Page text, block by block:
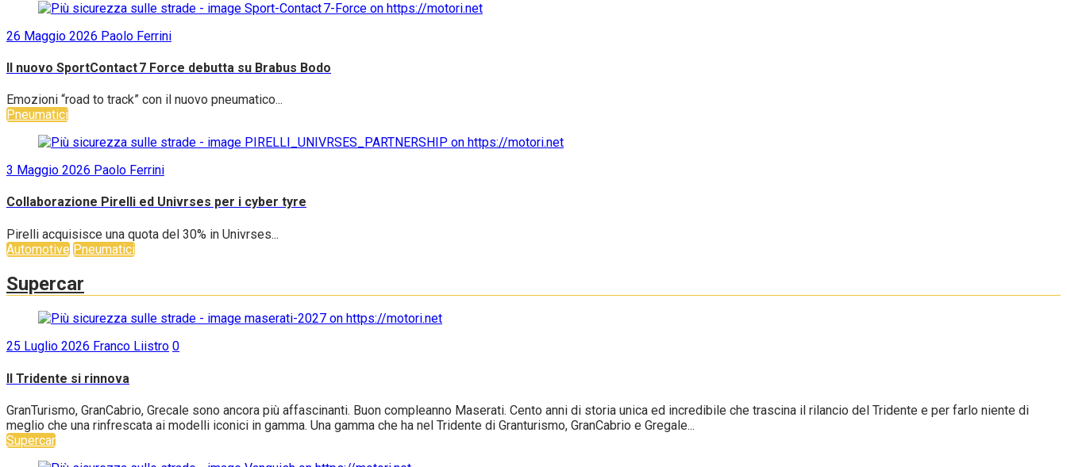
26 Maggio 2026 Paolo Ferrini
Il nuovo SportContact 7 Force debutta su Brabus Bodo
Emozioni “road to track” con il nuovo pneumatico...
Pneumatici
3 Maggio 2026 Paolo Ferrini
Collaborazione Pirelli ed Univrses per i cyber tyre
Pirelli acquisisce una quota del 30% in Univrses...
Automotive Pneumatici
Supercar
25 Luglio 2026 Franco Liistro 0
Il Tridente si rinnova
GranTurismo, GranCabrio, Grecale sono ancora più affascinanti. Buon compleanno Maserati. Cento anni di storia unica ed incredibile che trascina il rilancio del Tridente e per farlo niente di
meglio che una rinfrescata ai modelli iconici in gamma. Una gamma che ha nel Tridente di Granturismo, GranCabrio e Gregale...
Supercar